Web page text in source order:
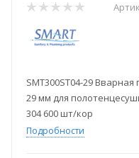
SMT300ST04-29
29 мм для
304 600 шт/кор
Подробности